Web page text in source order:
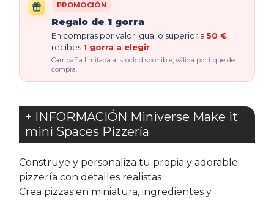
PROMOCIÓN
Regalo de 1 gorra
En compras por valor igual o superior a 50 €
recibes 1 gorra a elegir
Campaña limitada al stock disponible, válida por tique de
compra.
+ INFORMACIÓN Miniverse Make it
mini Spaces Pizzería
Construye y personaliza tu propia y adorable
pizzería con detalles realistas
Crea pizzas en miniatura, ingredientes y